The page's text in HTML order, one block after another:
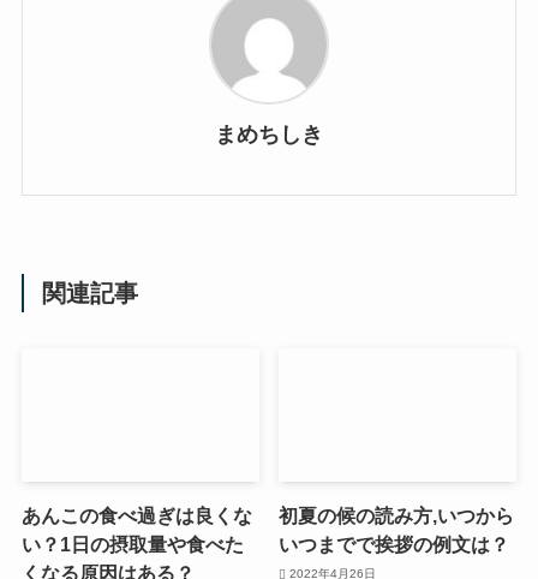
まめちしき
関連記事
あんこの食べ過ぎは良くな
い？1日の摂取量や食べた
くなる原因はある？
初夏の候の読み方,いつから
いつまでで挨拶の例文は？
2022年4月26日